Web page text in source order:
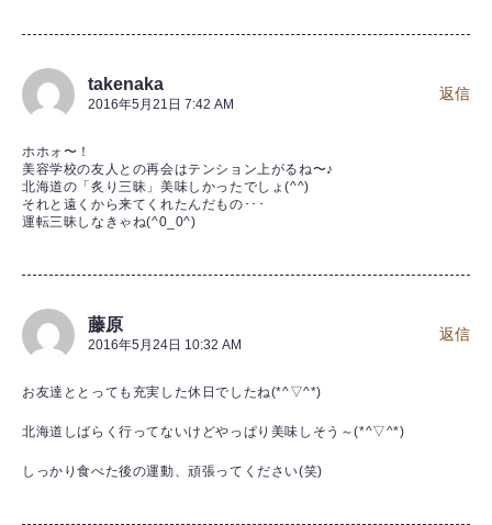
takenaka
2016年5月21日 7:42 AM
ホホォ〜！
美容学校の友人との再会はテンション上がるね〜♪
北海道の「炙り三昧」美味しかったでしょ(^^)
それと遠くから来てくれたんだもの･･･
運転三昧しなきゃね(^0_0^)
返信
藤原
2016年5月24日 10:32 AM
お友達ととっても充実した休日でしたね(*^▽^*)
北海道しばらく行ってないけどやっぱり美味しそう～(*^▽^*)
しっかり食べた後の運動、頑張ってください(笑)
返信